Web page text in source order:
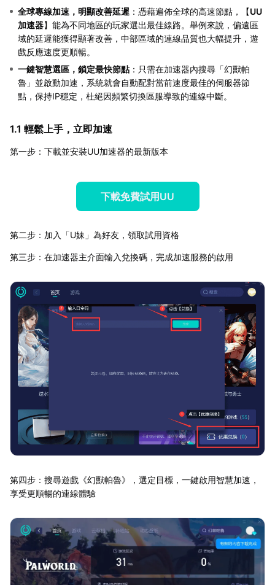
全球專線加速，明顯改善延遲 ：憑藉遍佈全球的高速節點，【UU
加速器】能為不同地區的玩家選出最佳線路。舉例來說，偏遠區
域的延遲能獲得顯著改善，中部區域的連線品質也大幅提升，遊
戲反應速度更順暢。
一鍵智慧選區，鎖定最快節點：只需在加速器內搜尋「幻獸帕
魯」並啟動加速，系統就會自動配對當前速度最佳的伺服器節
點，保持IP穩定，杜絕因頻繁切換區服導致的連線中斷。
1.1 輕鬆上手，立即加速
第一步：下載並安裝UU加速器的最新版本
下載免費試用UU
第二步：加入「U妹」為好友，領取試用資格
第三步：在加速器主介面輸入兌換碼，完成加速服務的啟用
第四步：搜尋遊戲《幻獸帕魯》，選定目標，一鍵啟用智慧加速，
享受更順暢的連線體驗